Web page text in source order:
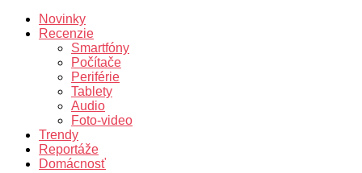
Novinky
Recenzie
Smartfóny
Počítače
Periférie
Tablety
Audio
Foto-video
Trendy
Reportáže
Domácnosť